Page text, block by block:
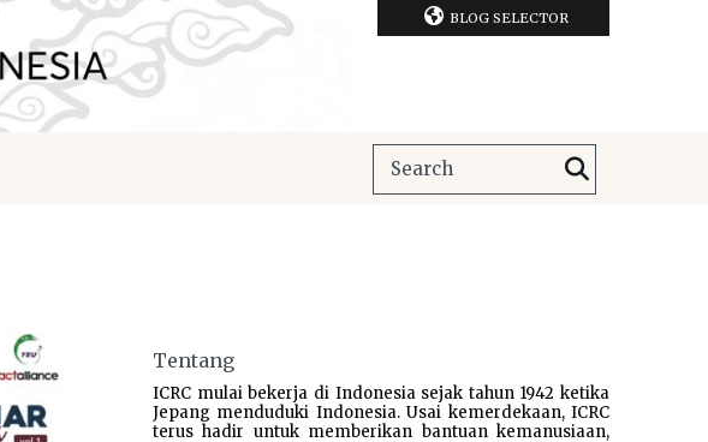
BLOG SELECTOR
Tentang
ICRC mulai bekerja di Indonesia sejak tahun 1942 ketika
Jepang menduduki Indonesia. Usai kemerdekaan, ICRC
terus hadir untuk memberikan bantuan kemanusiaan,